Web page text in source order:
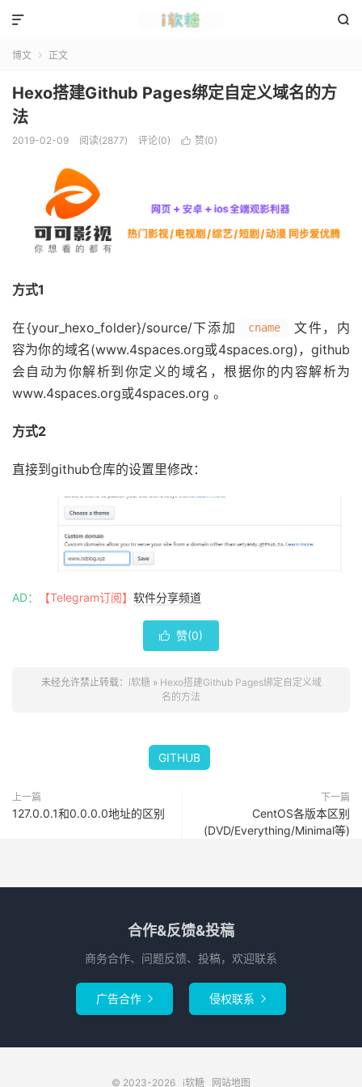


博文  正文
Hexo搭建Github Pages绑定自定义域名的方
法
2019-02-09 阅读(2877) 评论(0)  赞(0)
方式1
在{your_hexo_folder}/source/下添加 cname
文件，内
容为你的域名(www.4spaces.org或4spaces.org)，github
会自动为你解析到你定义的域名，根据你的内容解析为
www.4spaces.org或4spaces.org 。
方式2
直接到github仓库的设置里修改：
AD： 【Telegram订阅】 软件分享频道
 赞(0)
未经允许禁止转载： i软糖» Hexo搭建Github Pages绑定自定义域
名的方法
GITHUB
上一篇
127.0.0.1和0.0.0.0地址的区别
下一篇
CentOS各版本区别
(DVD/Everything/Minimal等)
合作&反馈&投稿
商务合作、问题反馈、投稿，欢迎联系
广告合作  侵权联系 
© 2023-2026 i软糖 网站地图